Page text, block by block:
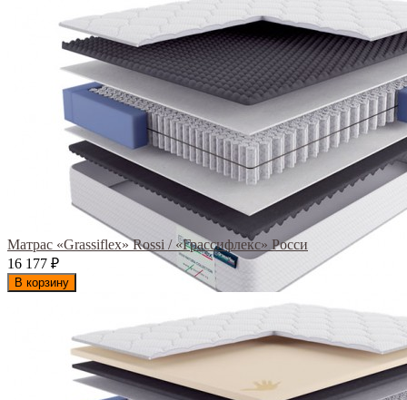
Матрас «Grassiflex» Rossi / «Грассифлекс» Росси
16 177 ₽
В корзину